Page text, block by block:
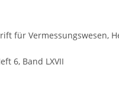
für Vermessungswesen,
6, Band LXVII